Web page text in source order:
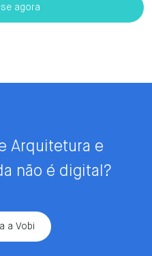
Arquitetura e
não é digital?
a Vobi